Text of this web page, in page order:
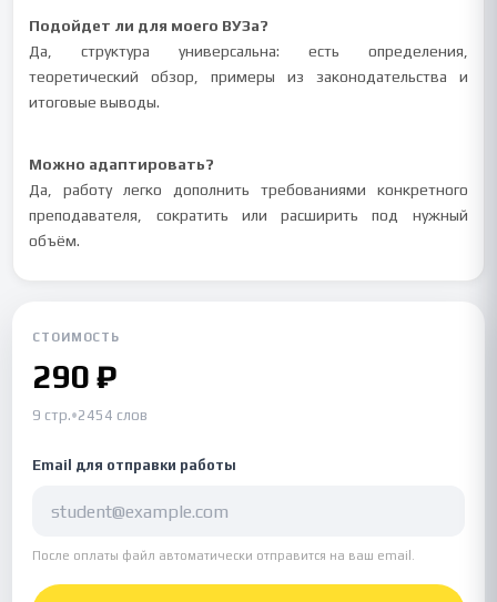
Подойдет ли для моего ВУЗа?
Да, структура универсальна: есть определения,
теоретический обзор, примеры из законодательства и
итоговые выводы.
Можно адаптировать?
Да, работу легко дополнить требованиями конкретного
преподавателя, сократить или расширить под нужный
объём.
СТОИМОСТЬ
290 ₽
9 стр.•2454 слов
Email для отправки работы
После оплаты файл автоматически отправится на ваш email.